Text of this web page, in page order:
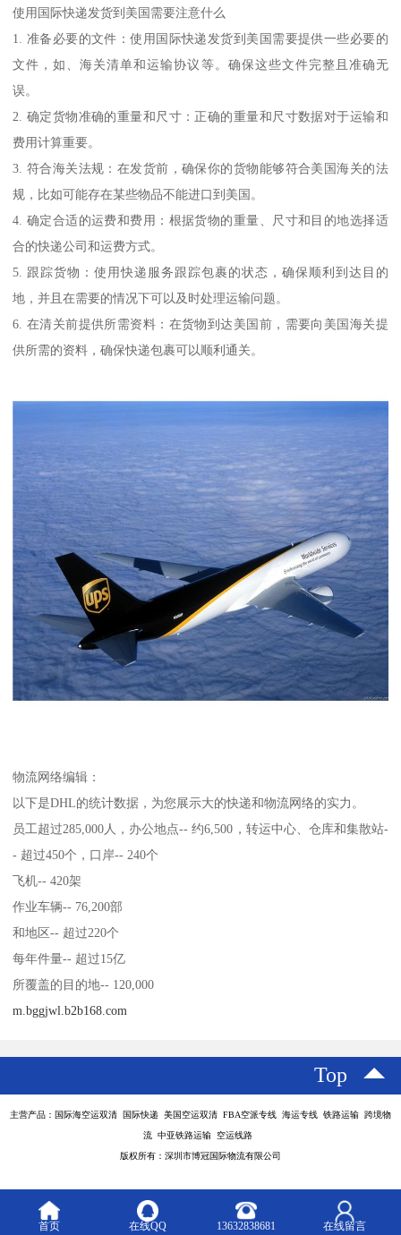
使用国际快递发货到美国需要注意什么
1. 准备必要的文件：使用国际快递发货到美国需要提供一些必要的
文件，如、海关清单和运输协议等。确保这些文件完整且准确无
误。
2. 确定货物准确的重量和尺寸：正确的重量和尺寸数据对于运输和
费用计算重要。
3. 符合海关法规：在发货前，确保你的货物能够符合美国海关的法
规，比如可能存在某些物品不能进口到美国。
4. 确定合适的运费和费用：根据货物的重量、尺寸和目的地选择适
合的快递公司和运费方式。
5. 跟踪货物：使用快递服务跟踪包裹的状态，确保顺利到达目的
地，并且在需要的情况下可以及时处理运输问题。
6. 在清关前提供所需资料：在货物到达美国前，需要向美国海关提
供所需的资料，确保快递包裹可以顺利通关。
物流网络编辑：
以下是DHL的统计数据，为您展示大的快递和物流网络的实力。
员工超过285,000人，办公地点-- 约6,500，转运中心、仓库和集散站-
- 超过450个，口岸-- 240个
飞机-- 420架
作业车辆-- 76,200部
和地区-- 超过220个
每年件量-- 超过15亿
所覆盖的目的地-- 120,000
m.bggjwl.b2b168.com
Top
主营产品：国际海空运双清 国际快递 美国空运双清 FBA空派专线 海运专线 铁路运输 跨境物
流 中亚铁路运输 空运线路
版权所有：深圳市博冠国际物流有限公司
首页 在线QQ 13632838681 在线留言